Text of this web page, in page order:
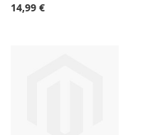
14,99 €